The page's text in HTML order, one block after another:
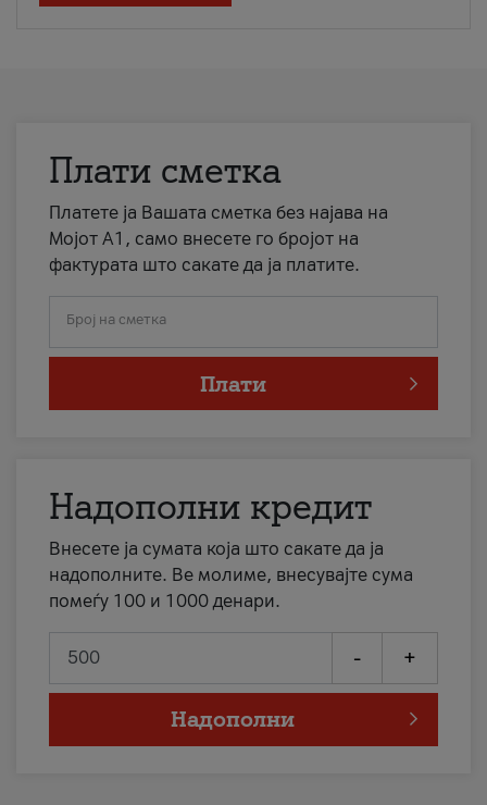
Плати сметка
Платете ја Вашата сметка без најава на
Мојот А1, само внесете го бројот на
фактурата што сакате да ја платите.
Број на сметка
Плати
Надополни кредит
Внесете ја сумата која што сакате да ја
надополните. Ве молиме, внесувајте сума
помеѓу 100 и 1000 денари.
- +
Надополни